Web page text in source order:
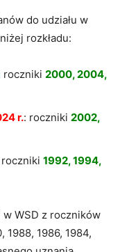
do udziału w
rozkładu:
roczniki 2000, 2004,
r.: roczniki 2002,
roczniki 1992, 1994,
w WSD z roczników
1988, 1986, 1984,